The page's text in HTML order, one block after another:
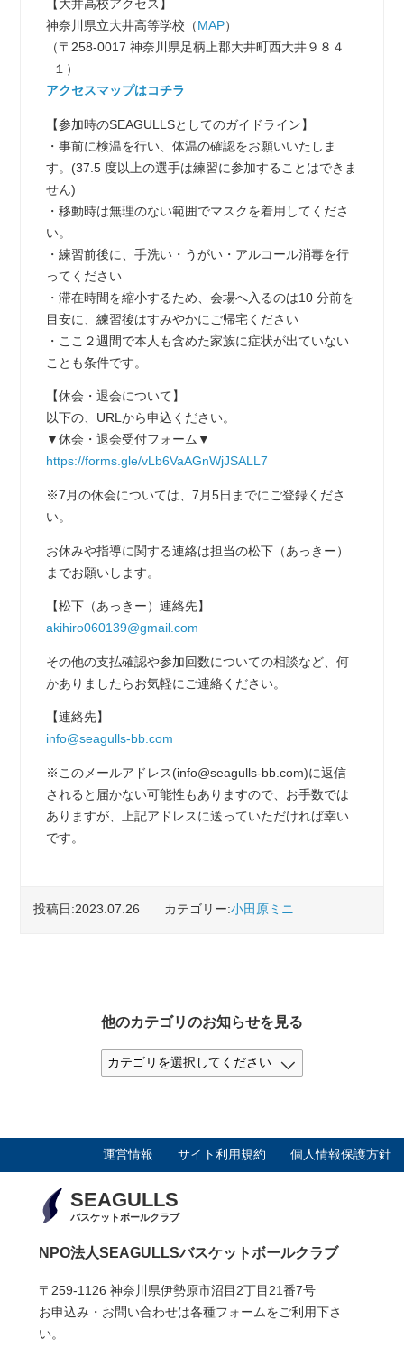
【大井高校アクセス】
神奈川県立大井高等学校（ MAP）
（〒258-0017 神奈川県足柄上郡大井町西大井９８４
−１）
アクセスマップはコチラ
【参加時のSEAGULLSとしてのガイドライン】
・事前に検温を行い、体温の確認をお願いいたしま
す。(37.5 度以上の選手は練習に参加することはできま
せん)
・移動時は無理のない範囲でマスクを着用してくださ
い。
・練習前後に、手洗い・うがい・アルコール消毒を行
ってください
・滞在時間を縮小するため、会場へ入るのは10 分前を
目安に、練習後はすみやかにご帰宅ください
・ここ２週間で本人も含めた家族に症状が出ていない
ことも条件です。
【休会・退会について】
以下の、URLから申込ください。
▼休会・退会受付フォーム▼
https://forms.gle/vLb6VaAGnWjJSALL7
※7月の休会については、7月5日までにご登録くださ
い。
お休みや指導に関する連絡は担当の松下（あっきー）
までお願いします。
【松下（あっきー）連絡先】
akihiro060139@gmail.com
その他の支払確認や参加回数についての相談など、何
かありましたらお気軽にご連絡ください。
【連絡先】
info@seagulls-bb.com
※このメールアドレス(info@seagulls-bb.com)に返信
されると届かない可能性もありますので、お手数では
ありますが、上記アドレスに送っていただければ幸い
です。
投稿日:2023.07.26 カテゴリー:小田原ミニ
他のカテゴリのお知らせを見る
運営情報 サイト利用規約 個人情報保護方針
SEAGULLS
バスケットボールクラブ
NPO法人SEAGULLSバスケットボールクラブ
〒259-1126 神奈川県伊勢原市沼目2丁目21番7号
お申込み・お問い合わせは各種フォームをご利用下さ
い。